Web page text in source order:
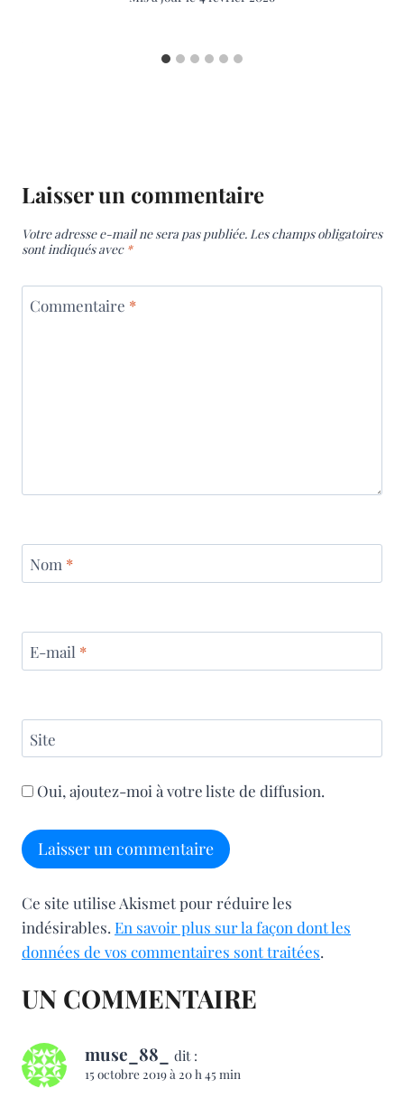
Laisser un commentaire
Votre adresse e-mail ne sera pas publiée. Les champs obligatoires
sont indiqués avec *
Commentaire *
Nom *
E-mail *
Site
Oui, ajoutez-moi à votre liste de diffusion.
Ce site utilise Akismet pour réduire les
indésirables. En savoir plus sur la façon dont les
données de vos commentaires sont traitées.
UN COMMENTAIRE
muse_88_ dit :
15 octobre 2019 à 20 h 45 min